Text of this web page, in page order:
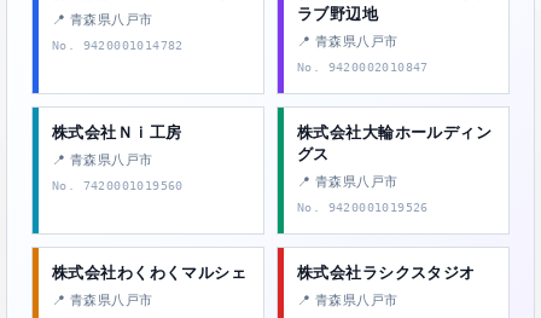
📍 青森県八戸市
No. 9420001014782
ラブ野辺地
📍 青森県八戸市
No. 9420002010847
株式会社Ｎｉ工房
📍 青森県八戸市
No. 7420001019560
株式会社大輪ホールディン
グス
📍 青森県八戸市
No. 9420001019526
株式会社わくわくマルシェ
📍 青森県八戸市
株式会社ラシクスタジオ
📍 青森県八戸市